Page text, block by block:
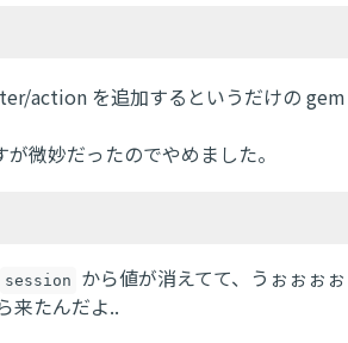
action を追加するというだけの gem
微妙だったのでやめました。
session
から値が消えてて、うぉぉぉぉ
来たんだよ..